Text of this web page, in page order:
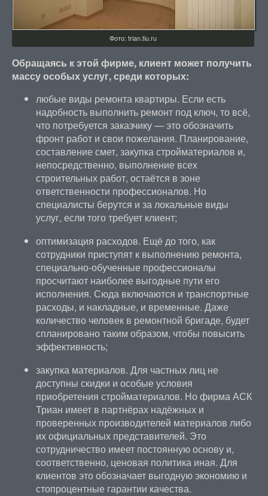
Фото: trian.tiu.ru
Обращаясь к этой фирме, клиент может получить
массу особых услуг, среди которых:
любые виды ремонта квартиры. Если есть
надобность выполнить ремонт под ключ, то всё,
что потребуется заказчику — это обозначить
фронт работ и свои пожелания. Планирование,
составление смет, закупка стройматериалов и,
непосредственно, выполнение всех
строительных работ, остаётся в зоне
ответственности профессионалов. Но
специалисты берутся и за локальные виды
услуг, если того требует клиент;
оптимизация расходов. Ещё до того, как
сотрудники приступят к выполнению ремонта,
специально-обученные профессионалы
просчитают наиболее выгодные пути его
исполнения. Сюда включаются и транспортные
расходы, и накладные, и временные. Даже
количество человек в ремонтной бригаде, будет
спланировано таким образом, чтобы повысить
эффективность;
закупка материалов. Для частных лиц не
доступны скидки и особые условия
приобретения стройматериалов. Но фирма АСК
Триан имеет в партнёрах надёжных и
проверенных производителей материалов либо
их официальных представителей. Это
сотрудничество имеет постоянную основу и,
соответственно, ценовая политика иная. Для
клиентов это обозначает выгодную экономию и
стопроцентные гарантии качества.